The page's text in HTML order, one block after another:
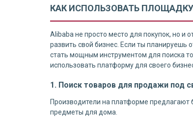
КАК ИСПОЛЬЗОВАТЬ
Alibaba не просто место для покупок, но и
развить свой бизнес. Если ты
стать мощным инструментом для поиска
использовать платформу для своего
1. Поиск товаров для продажи под
Производители на платформе предлагают
предметы для дома.